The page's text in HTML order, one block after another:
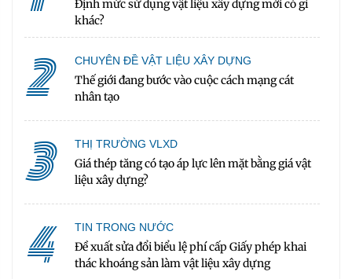
Định mức sử dụng vật liệu xây dựng mới có gì
khác?
2 CHUYÊN ĐỀ VẬT LIỆU XÂY DỰNG
Thế giới đang bước vào cuộc cách mạng cát
nhân tạo
3 THỊ TRƯỜNG VLXD
Giá thép tăng có tạo áp lực lên mặt bằng giá vật
liệu xây dựng?
4 TIN TRONG NƯỚC
Đề xuất sửa đổi biểu lệ phí cấp Giấy phép khai
thác khoáng sản làm vật liệu xây dựng